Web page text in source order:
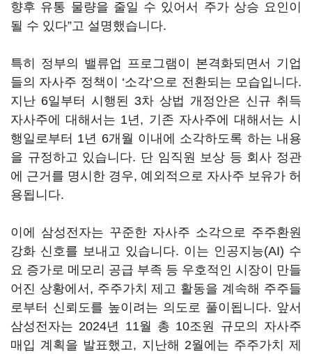
향후 유통 물량을 줄일 수 있어서 주가 상승 요인이
될 수 있다”고 설명했습니다.
특히 정부의 밸류업 프로그램이 본격화되면서 기업
들의 자사주 정책이 ‘소각’으로 전환되는 모습입니다.
지난 6일부터 시행된 3차 상법 개정안은 신규 취득
자사주에 대해서는 1년, 기존 자사주에 대해서는 시
행일로부터 1년 6개월 이내에 소각하도록 하는 내용
을 규정하고 있습니다. 단 임직원 보상 등 회사 정관
에 근거를 명시한 경우, 예외적으로 자사주 보유가 허
용됩니다.
이에 삼성전자는 꾸준한 자사주 소각으로 주주환원
강화 신호를 보내고 있습니다. 이는 인공지능(AI) 수
요 증가로 메모리 공급 부족 등 우호적인 시장이 만들
어진 상황에서, 주주가치 제고 활동을 계속해 주주들
로부터 신뢰도를 높이려는 의도로 풀이됩니다. 앞서
삼성전자는 2024년 11월 총 10조원 규모의 자사주
매입 계획을 발표했고, 지난해 2월에는 주주가치 제